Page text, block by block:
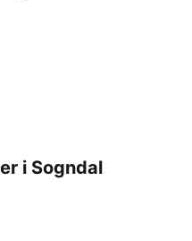
i Sogndal